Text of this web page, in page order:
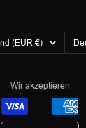
(EUR €)
Wir akzeptieren